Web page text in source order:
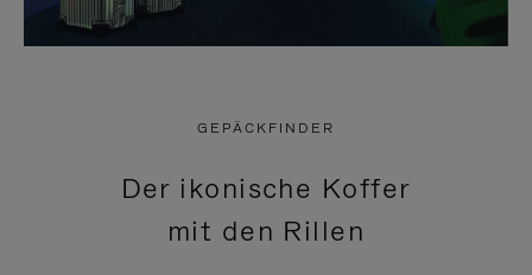
GEPÄCKFINDER
Der ikonische Koffer
mit den Rillen